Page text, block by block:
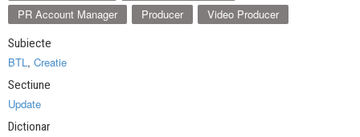
PR Account Manager
Producer Video Producer
Subiecte
BTL, Creatie
Sectiune
Update
Dictionar